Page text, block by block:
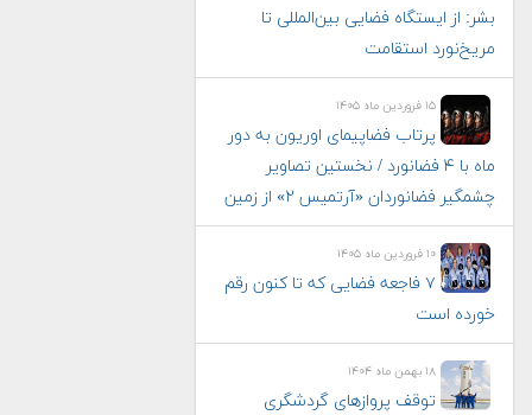
بشر: از ایستگاه فضایی بین‌المللی تا
مریخ‌نورد استقامت
۱۵ فروردین ماه ۱۴۰۵
پرتاب فضاپیمای اوریون به دور
ماه با ۴ فضانورد / نخستین تصاویر
چشمگیر فضانوردان «آرتمیس ۲» از زمین
۱۰ فروردین ماه ۱۴۰۵
۷ فاجعه فضایی که تا کنون رقم
خورده است
۱۸ بهمن ماه ۱۴۰۴
توقف پروازهای گردشگری